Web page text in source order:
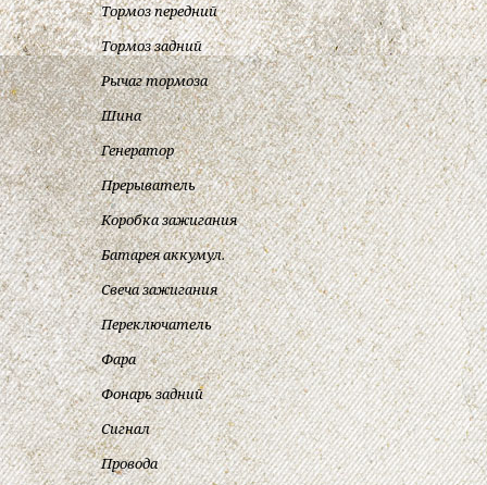
Тормоз передний
Тормоз задний
Рычаг тормоза
Шина
Генератор
Прерыватель
Коробка зажигания
Батарея аккумул.
Свеча зажигания
Переключатель
Фара
Фонарь задний
Сигнал
Провода